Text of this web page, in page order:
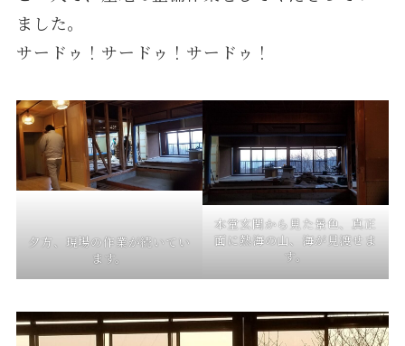
ました。
サードゥ！サードゥ！サードゥ！
夕方、現場の作業が続いてい
ます。
本堂玄関から見た景色、真正
面に熱海の山、海が見渡せま
す。